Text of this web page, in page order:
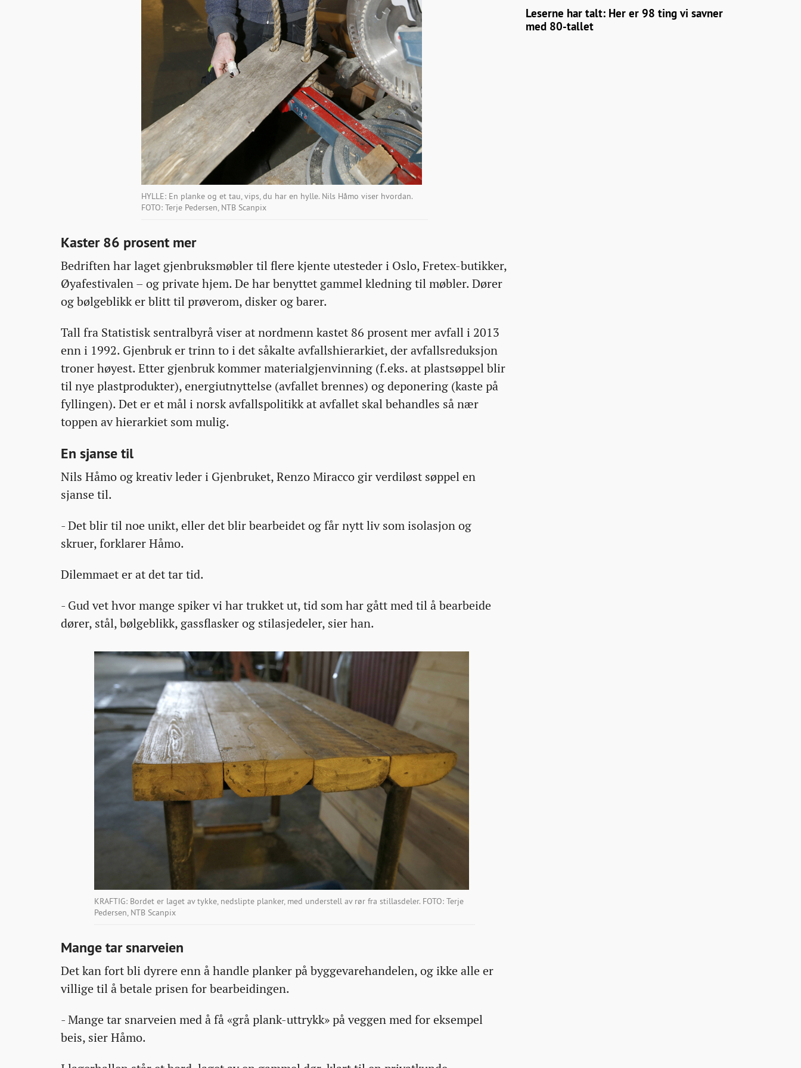
HYLLE: En planke og et tau, vips, du har en hylle. Nils Håmo viser hvordan.
FOTO: Terje Pedersen, NTB Scanpix
Kaster 86 prosent mer
Bedriften har laget gjenbruksmøbler til flere kjente utesteder i Oslo, Fretex-butikker,
Øyafestivalen – og private hjem. De har benyttet gammel kledning til møbler. Dører
og bølgeblikk er blitt til prøverom, disker og barer.
Tall fra Statistisk sentralbyrå viser at nordmenn kastet 86 prosent mer avfall i 2013
enn i 1992. Gjenbruk er trinn to i det såkalte avfallshierarkiet, der avfallsreduksjon
troner høyest. Etter gjenbruk kommer materialgjenvinning (f.eks. at plastsøppel blir
til nye plastprodukter), energiutnyttelse (avfallet brennes) og deponering (kaste på
fyllingen). Det er et mål i norsk avfallspolitikk at avfallet skal behandles så nær
toppen av hierarkiet som mulig.
En sjanse til
Nils Håmo og kreativ leder i Gjenbruket, Renzo Miracco gir verdiløst søppel en
sjanse til.
- Det blir til noe unikt, eller det blir bearbeidet og får nytt liv som isolasjon og
skruer, forklarer Håmo.
Dilemmaet er at det tar tid.
- Gud vet hvor mange spiker vi har trukket ut, tid som har gått med til å bearbeide
dører, stål, bølgeblikk, gassflasker og stilasjedeler, sier han.
KRAFTIG: Bordet er laget av tykke, nedslipte planker, med understell av rør fra stillasdeler. FOTO: Terje
Pedersen, NTB Scanpix
Mange tar snarveien
Det kan fort bli dyrere enn å handle planker på byggevarehandelen, og ikke alle er
villige til å betale prisen for bearbeidingen.
- Mange tar snarveien med å få «grå plank-uttrykk» på veggen med for eksempel
beis, sier Håmo.
Leserne har talt: Her er 98 ting vi savner
med 80-tallet